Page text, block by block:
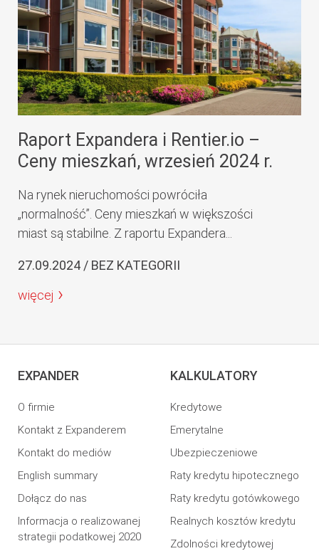
Raport Expandera i Rentier.io –
Ceny mieszkań, wrzesień 2024 r.
Na rynek nieruchomości powróciła
„normalność”. Ceny mieszkań w większości
miast są stabilne. Z raportu Expandera...
27.09.2024 / BEZ KATEGORII
więcej
EXPANDER
O firmie
Kontakt z Expanderem
Kontakt do mediów
English summary
Dołącz do nas
Informacja o realizowanej
strategii podatkowej 2020
KALKULATORY
Kredytowe
Emerytalne
Ubezpieczeniowe
Raty kredytu hipotecznego
Raty kredytu gotówkowego
Realnych kosztów kredytu
Zdolności kredytowej